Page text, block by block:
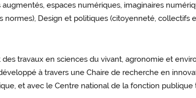
espaces numériques, imaginaires
Design et politiques (citoyenneté, collectifs
travaux en sciences du vivant, agronomie et
à travers une Chaire de recherche en
et avec le Centre national de la fonction publique